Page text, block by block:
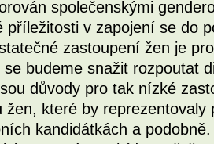
společenskými
příležitosti v zapojení se do
zastoupení žen je
se budeme snažit rozpoutat
důvody pro tak nízké
žen, které by
kandidátkách a